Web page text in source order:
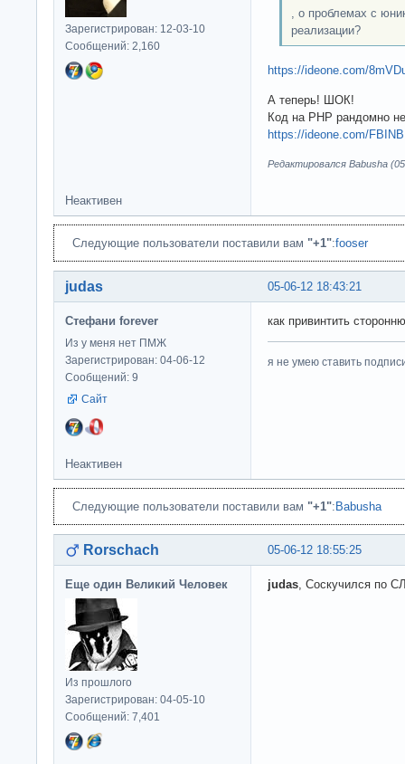
Зарегистрирован: 12-03-10
Сообщений: 2,160
, о проблемах с
реализации?
https://ideone.com/
А теперь! ШОК!
Код на PHP рандомно
https://ideone.com/FBINB
Редактировался Babusha
Неактивен
Следующие пользователи поставили вам "+1":fooser
05-06-12 18:43:21
judas
Стефани forever
Из у меня нет ПМЖ
Зарегистрирован: 04-06-12
Сообщений: 9
Сайт
как привинтить
я не умею ставить
Неактивен
Следующие пользователи поставили вам "+1":Babusha
05-06-12 18:55:25
Rorschach
Еще один Великий Человек
Из прошлого
Зарегистрирован: 04-05-10
Сообщений: 7,401
judas , Соскучился по